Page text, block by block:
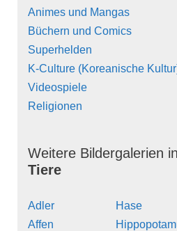
Animes und Mangas
Büchern und Comics
Superhelden
K-Culture (Koreanische
Videospiele
Religionen
Weitere Bildergalerien
Tiere
Adler
Affen
Hase